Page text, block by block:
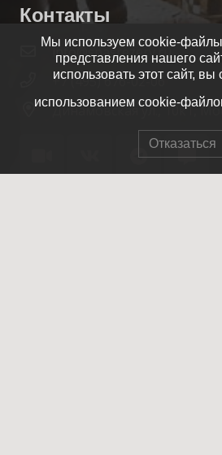
Контакты
info@spasrezerv.ru
+7 (495) 676-02-06
Динамовская ул., 10к1,
Мы используем cookie-
представления нашего
использовать этот сайт, вы
использованием cookie-
Отказаться